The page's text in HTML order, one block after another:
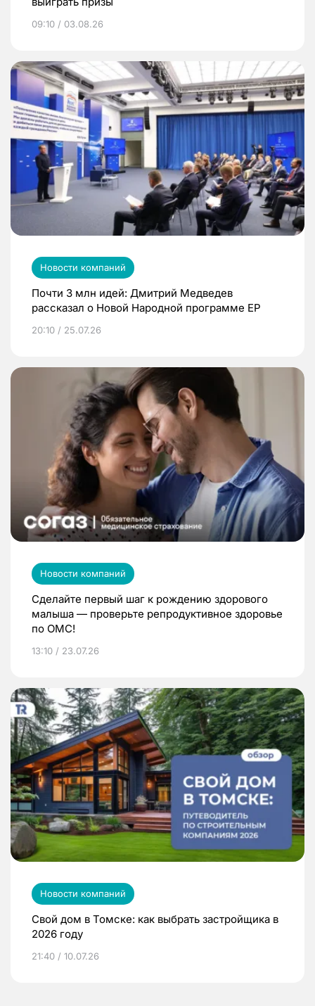
09:10 / 03.08.26
Новости компаний
Почти 3 млн идей: Дмитрий Медведев
рассказал о Новой Народной программе ЕР
20:10 / 25.07.26
Новости компаний
Сделайте первый шаг к рождению здорового
малыша — проверьте репродуктивное здоровье
по ОМС!
13:10 / 23.07.26
Новости компаний
Свой дом в Томске: как выбрать застройщика в
2026 году
21:40 / 10.07.26